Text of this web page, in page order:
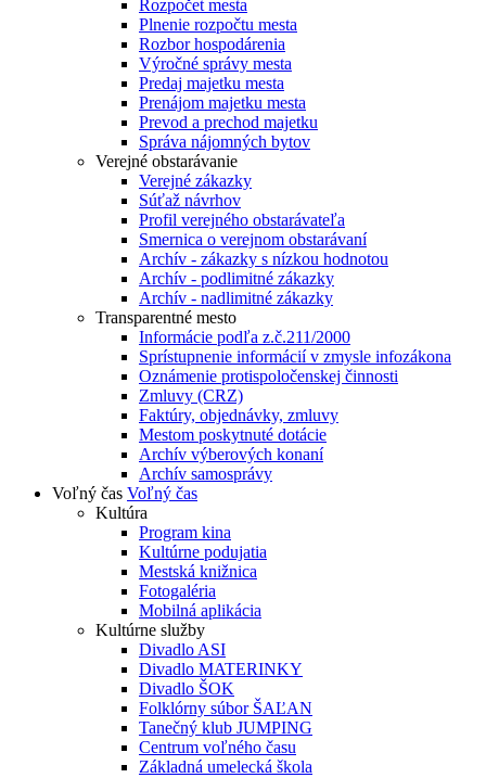
Rozpočet mesta
Plnenie rozpočtu mesta
Rozbor hospodárenia
Výročné správy mesta
Predaj majetku mesta
Prenájom majetku mesta
Prevod a prechod majetku
Správa nájomných bytov
Verejné obstarávanie
Verejné zákazky
Súťaž návrhov
Profil verejného obstarávateľa
Smernica o verejnom obstarávaní
Archív - zákazky s nízkou hodnotou
Archív - podlimitné zákazky
Archív - nadlimitné zákazky
Transparentné mesto
Informácie podľa z.č.211/2000
Sprístupnenie informácií v zmysle infozákona
Oznámenie protispoločenskej činnosti
Zmluvy (CRZ)
Faktúry, objednávky, zmluvy
Mestom poskytnuté dotácie
Archív výberových konaní
Archív samosprávy
Voľný čas Voľný čas
Kultúra
Program kina
Kultúrne podujatia
Mestská knižnica
Fotogaléria
Mobilná aplikácia
Kultúrne služby
Divadlo ASI
Divadlo MATERINKY
Divadlo ŠOK
Folklórny súbor ŠAĽAN
Tanečný klub JUMPING
Centrum voľného času
Základná umelecká škola